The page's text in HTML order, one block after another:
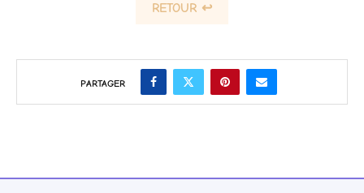
RETOUR ↩
PARTAGER